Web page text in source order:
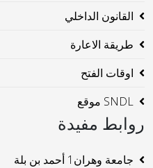
القانون الداخلي
طريقة الاعارة
اوقات الفتح
SNDL موقع
روابط مفيدة
جامعة وهران1 أحمد بن بلة